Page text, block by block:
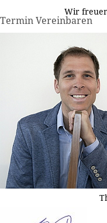
Wir
Termin Vereinbaren